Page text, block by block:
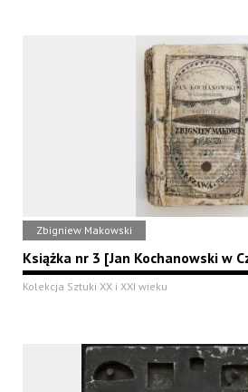
Zbigniew Makowski
Książka nr 3 [Jan Kochanowski w
Kolekcja Sztuki XX i XXI wieku